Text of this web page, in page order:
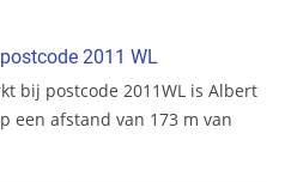
2011 WL
bij postcode 2011WL is Albert
een afstand van 173 m van